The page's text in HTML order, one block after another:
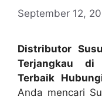
September 12,
Distributor
Terjangkau di
Terbaik
Anda mencari